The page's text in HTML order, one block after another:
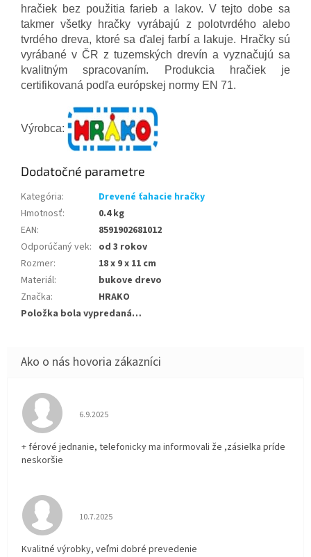
hračiek bez použitia farieb a lakov. V tejto dobe sa
takmer všetky hračky vyrábajú z polotvrdého alebo
tvrdého dreva, ktoré sa ďalej farbí a lakuje. Hračky sú
vyrábané v ČR z tuzemských drevín a vyznačujú sa
kvalitným spracovaním. Produkcia hračiek je
certifikovaná podľa európskej normy EN 71.
Výrobca:
Dodatočné parametre
Kategória:
Drevené ťahacie hračky
Hmotnosť:
0.4 kg
EAN:
8591902681012
Odporúčaný vek: od 3 rokov
Rozmer:
18 x 9 x 11 cm
Materiál:
bukove drevo
Značka:
HRAKO
Položka bola vypredaná…
Hodnotenie obchodu je 5 z 5 hviezdičiek.
6.9.2025
+ férové jednanie, telefonicky ma informovali že ,zásielka príde
neskoršie
Hodnotenie obchodu je 5 z 5 hviezdičiek.
10.7.2025
Kvalitné výrobky, veľmi dobré prevedenie